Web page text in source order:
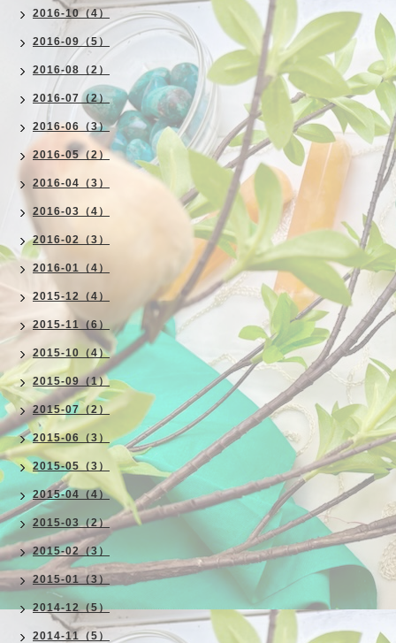
2016-10（4）
2016-09（5）
2016-08（2）
2016-07（2）
2016-06（3）
2016-05（2）
2016-04（3）
2016-03（4）
2016-02（3）
2016-01（4）
2015-12（4）
2015-11（6）
2015-10（4）
2015-09（1）
2015-07（2）
2015-06（3）
2015-05（3）
2015-04（4）
2015-03（2）
2015-02（3）
2015-01（3）
2014-12（5）
2014-11（5）